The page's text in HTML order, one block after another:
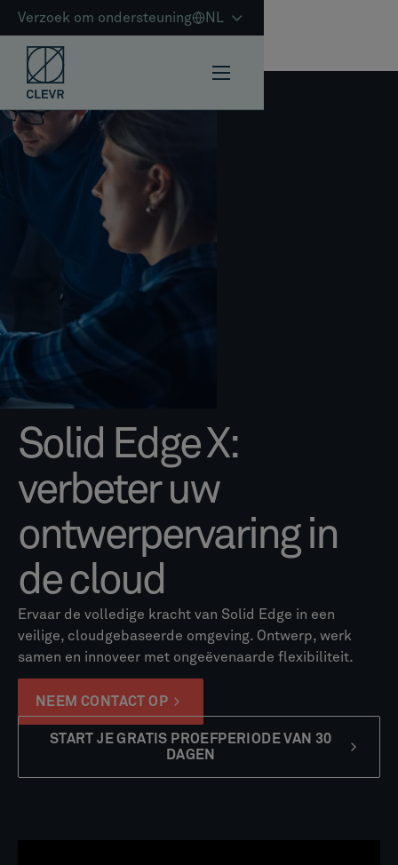
Verzoek om ondersteuning NL
Solid Edge X:
verbeter uw
ontwerpervaring in
de cloud
Ervaar de volledige kracht van Solid Edge in een
veilige, cloudgebaseerde omgeving. Ontwerp, werk
samen en innoveer met ongeëvenaarde flexibiliteit.
NEEM CONTACT OP
START JE GRATIS PROEFPERIODE VAN 30
DAGEN